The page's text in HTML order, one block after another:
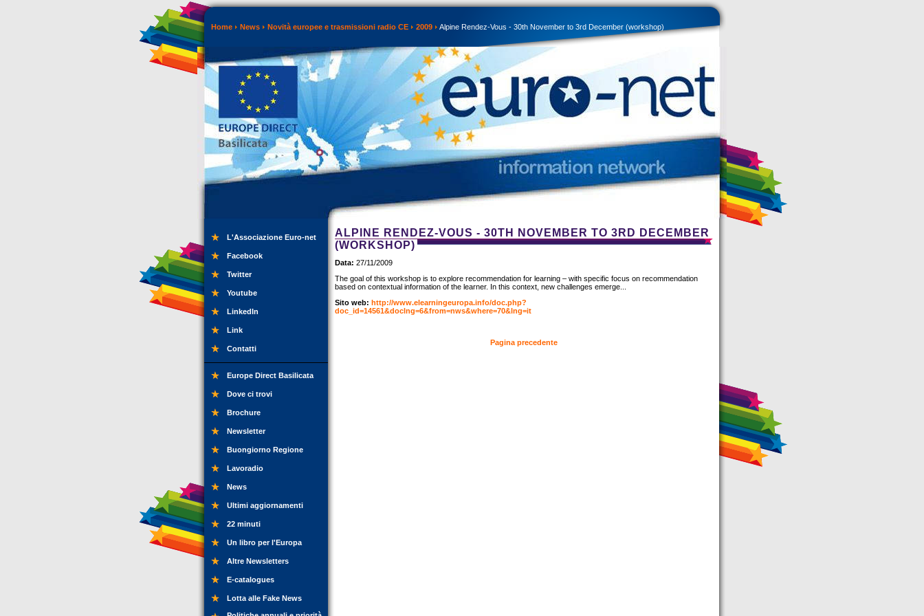
Home News Novità europee e trasmissioni radio CE 2009 Alpine Rendez-Vous - 30th November to 3rd December (workshop)
L'Associazione Euro-net
Facebook
Twitter
Youtube
LinkedIn
Link
Contatti
Europe Direct Basilicata
Dove ci trovi
Brochure
Newsletter
Buongiorno Regione
Lavoradio
News
Ultimi aggiornamenti
22 minuti
Un libro per l'Europa
Altre Newsletters
E-catalogues
Lotta alle Fake News
ALPINE RENDEZ-VOUS - 30TH NOVEMBER TO 3RD DECEMBER
(WORKSHOP)
Data: 27/11/2009
The goal of this workshop is to explore recommendation for learning – with specific focus on recommendation
based on contextual information of the learner. In this context, new challenges emerge...
Sito web: http://www.elearningeuropa.info/doc.php?
doc_id=14561&doclng=6&from=nws&where=70&lng=it
Pagina precedente